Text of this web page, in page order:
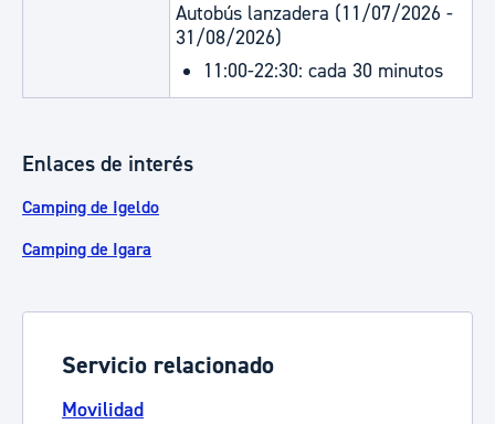
Autobús lanzadera (11/07/2026 -
31/08/2026)
11:00-22:30: cada 30 minutos
Enlaces de interés
Camping de Igeldo
Camping de Igara
Servicio relacionado
Movilidad